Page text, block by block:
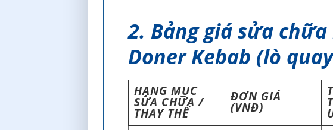
2. Bảng giá sửa
Doner Kebab (lò
HẠNG MỤC
SỬA CHỮA /
THAY THẾ
ĐƠN GIÁ
(VNĐ)